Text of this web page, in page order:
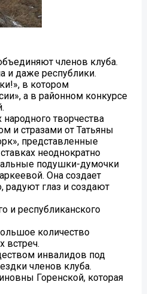
членов клуба.
и даже республики.
в котором
а в районном конкурсе
творчества
и стразами от Татьяны
представленные
неоднократно
подушки-думочки
Она создает
радуют глаз и создают
и республиканского
количество
встреч.
инвалидов под
членов клуба.
Горенской, которая